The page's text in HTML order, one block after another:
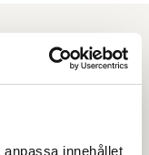
innehållet